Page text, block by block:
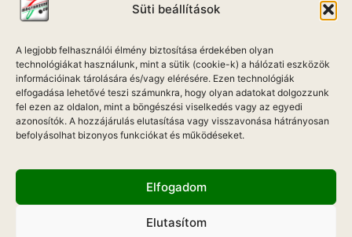
Süti beállítások
A legjobb felhasználói élmény biztosítása érdekében olyan
technológiákat használunk, mint a sütik (cookie-k) a hálózati eszközök
információinak tárolására és/vagy elérésére. Ezen technológiák
elfogadása lehetővé teszi számunkra, hogy olyan adatokat dolgozzunk
fel ezen az oldalon, mint a böngészési viselkedés vagy az egyedi
azonosítók. A hozzájárulás elutasítása vagy visszavonása hátrányosan
befolyásolhat bizonyos funkciókat és működéseket.
Elfogadom
Elutasítom
IMPRESSZUM
ETIKAI KÓDEX
MÉDIA AJÁNLAT
ADATKEZELÉSI NYILATKOZAT
Hadd Szóljon!